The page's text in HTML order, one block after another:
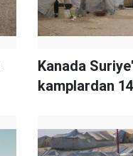
Kanada
kamplardan